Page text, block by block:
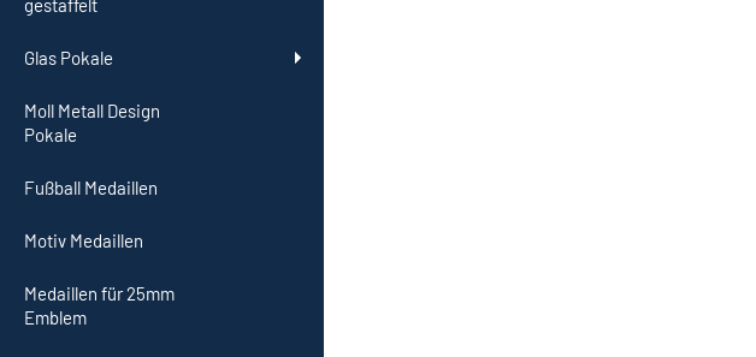
gestaffelt
Glas Pokale
Moll Metall Design
Pokale
Fußball Medaillen
Motiv Medaillen
Medaillen für 25mm
Emblem